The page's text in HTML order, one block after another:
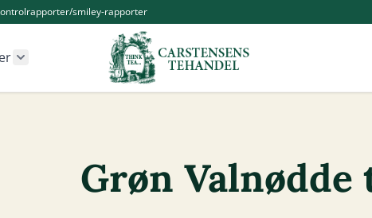
smiley-rapporter
Kander og Tilbehør category
Show submenu for Øvrige produkter category
Grøn Valnødde